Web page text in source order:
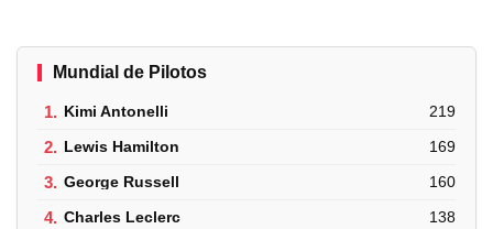
Mundial de Pilotos
1. Kimi Antonelli 219
2. Lewis Hamilton 169
3. George Russell 160
4. Charles Leclerc 138